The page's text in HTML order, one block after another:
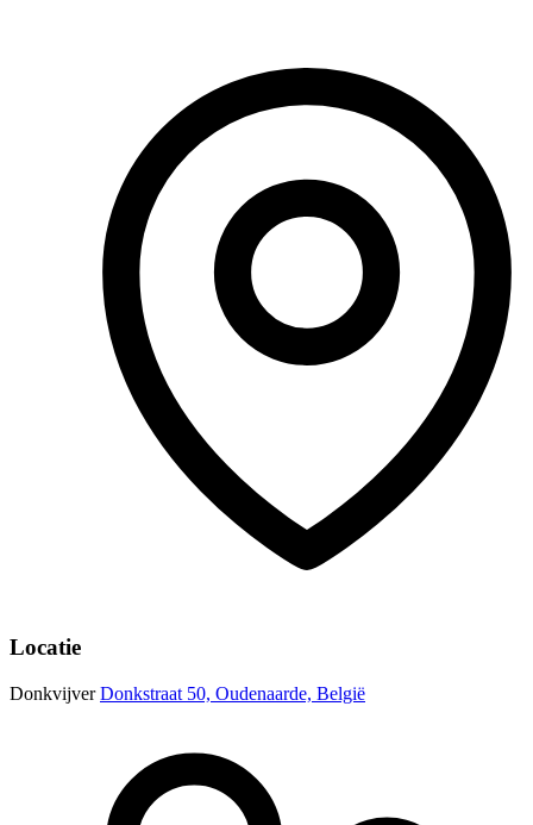
Locatie
Donkvijver Donkstraat 50, Oudenaarde, België